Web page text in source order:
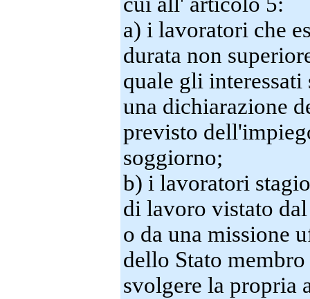
a) i lavoratori che
durata non
quale gli
una dichiarazione
previsto
soggiorno;
b) i lavoratori
di lavoro vistato
o da una missione
dello Stato
svolgere la propria